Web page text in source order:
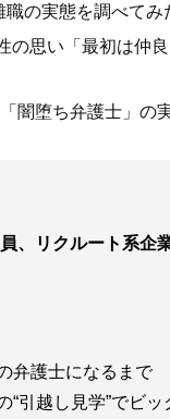
の実態を調べてみ
の思い「最初は仲
闇堕ち弁護士」の
、リクルート系企
弁護士になるまで
“引越し見学”でビ